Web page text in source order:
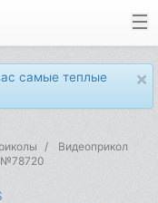
×
самые теплые
Видеоприкол
№78720